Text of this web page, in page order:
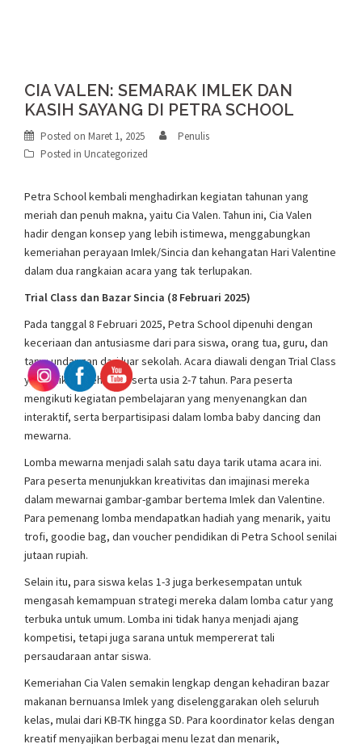
CIA VALEN: SEMARAK IMLEK DAN
KASIH SAYANG DI PETRA SCHOOL
Posted on Maret 1, 2025
Penulis
Posted in Uncategorized
Petra School kembali menghadirkan kegiatan tahunan yang
meriah dan penuh makna, yaitu Cia Valen. Tahun ini, Cia Valen
hadir dengan konsep yang lebih istimewa, menggabungkan
kemeriahan perayaan Imlek/Sincia dan kehangatan Hari Valentine
dalam dua rangkaian acara yang tak terlupakan.
Trial Class dan Bazar Sincia (8 Februari 2025)
Pada tanggal 8 Februari 2025, Petra School dipenuhi dengan
keceriaan dan antusiasme dari para siswa, orang tua, guru, dan
tamu undangan dari luar sekolah. Acara diawali dengan Trial Class
yang diikuti oleh 60 peserta usia 2-7 tahun. Para peserta
mengikuti kegiatan pembelajaran yang menyenangkan dan
interaktif, serta berpartisipasi dalam lomba baby dancing dan
mewarna.
Lomba mewarna menjadi salah satu daya tarik utama acara ini.
Para peserta menunjukkan kreativitas dan imajinasi mereka
dalam mewarnai gambar-gambar bertema Imlek dan Valentine.
Para pemenang lomba mendapatkan hadiah yang menarik, yaitu
trofi, goodie bag, dan voucher pendidikan di Petra School senilai
jutaan rupiah.
Selain itu, para siswa kelas 1-3 juga berkesempatan untuk
mengasah kemampuan strategi mereka dalam lomba catur yang
terbuka untuk umum. Lomba ini tidak hanya menjadi ajang
kompetisi, tetapi juga sarana untuk mempererat tali
persaudaraan antar siswa.
Kemeriahan Cia Valen semakin lengkap dengan kehadiran bazar
makanan bernuansa Imlek yang diselenggarakan oleh seluruh
kelas, mulai dari KB-TK hingga SD. Para koordinator kelas dengan
kreatif menyajikan berbagai menu lezat dan menarik,